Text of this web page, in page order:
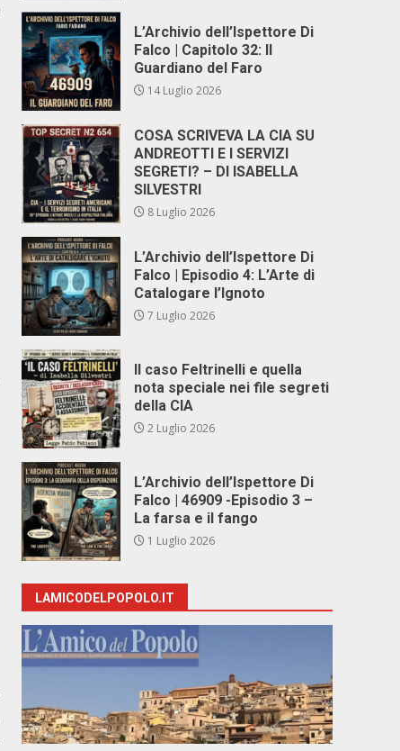
L’Archivio dell’Ispettore Di
Falco | Capitolo 32: Il
Guardiano del Faro
14 Luglio 2026
COSA SCRIVEVA LA CIA SU
ANDREOTTI E I SERVIZI
SEGRETI? – DI ISABELLA
SILVESTRI
8 Luglio 2026
L’Archivio dell’Ispettore Di
Falco | Episodio 4: L’Arte di
Catalogare l’Ignoto
7 Luglio 2026
Il caso Feltrinelli e quella
nota speciale nei file segreti
della CIA
2 Luglio 2026
L’Archivio dell’Ispettore Di
Falco | 46909 -Episodio 3 –
La farsa e il fango
1 Luglio 2026
LAMICODELPOPOLO.IT